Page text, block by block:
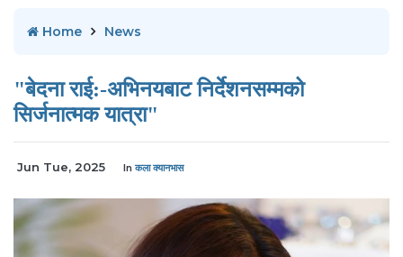
Home News
"बेदना राई:-अभिनयबाट निर्देशनसम्मको
सिर्जनात्मक यात्रा"
Jun Tue, 2025 In कला क्यानभास